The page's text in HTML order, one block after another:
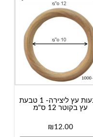
טבעות עץ ליצירה- 1 טבעת
עץ בקוטר 12 ס"מ
₪12.00